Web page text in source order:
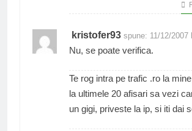
kristofer93 spune: 11/12/2007
Nu, se poate verifica.
Te rog intra pe trafic .ro la
la ultimele 20 afisari sa vezi
un gigi, priveste la ip, si iti dai